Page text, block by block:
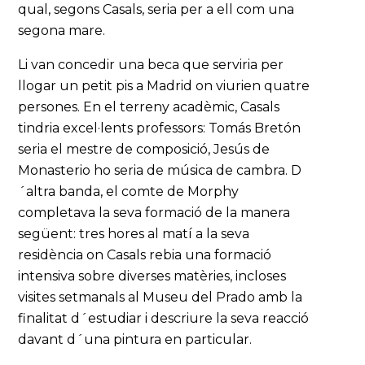
qual, segons Casals, seria per a ell com una
segona mare.
Li van concedir una beca que serviria per
llogar un petit pis a Madrid on viurien quatre
persones. En el terreny acadèmic, Casals
tindria excel·lents professors: Tomás Bretón
seria el mestre de composició, Jesús de
Monasterio ho seria de música de cambra. D
´altra banda, el comte de Morphy
completava la seva formació de la manera
següent: tres hores al matí a la seva
residència on Casals rebia una formació
intensiva sobre diverses matèries, incloses
visites setmanals al Museu del Prado amb la
finalitat d´estudiar i descriure la seva reacció
davant d´una pintura en particular.